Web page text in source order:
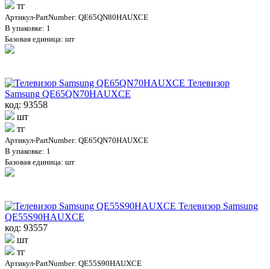
тг
Артикул-PartNumber: QE65QN80HAUXCE
В упаковке: 1
Базовая единица: шт
Телевизор
Samsung QE65QN70HAUXCE
код: 93558
шт
тг
Артикул-PartNumber: QE65QN70HAUXCE
В упаковке: 1
Базовая единица: шт
Телевизор Samsung
QE55S90HAUXCE
код: 93557
шт
тг
Артикул-PartNumber: QE55S90HAUXCE